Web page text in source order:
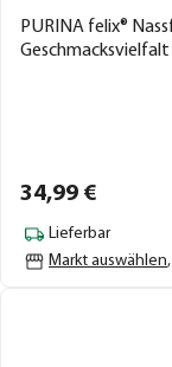
PURINA felix®
Geschmacksvielfalt
34,99 €
Lieferbar
Markt auswählen